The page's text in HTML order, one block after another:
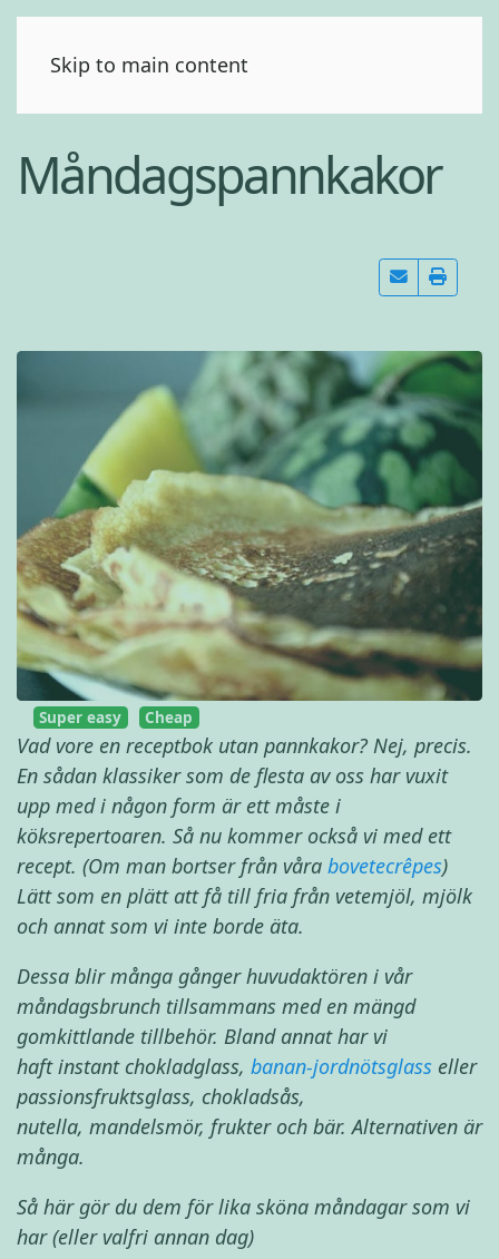
Skip to main content
Måndagspannkakor
Super easy Cheap
Vad vore en receptbok utan pannkakor? Nej, precis.
En sådan klassiker som de flesta av oss har vuxit
upp med i någon form är ett måste i
köksrepertoaren. Så nu kommer också vi med ett
recept. (Om man bortser från våra bovetecrêpes)
Lätt som en plätt att få till fria från vetemjöl, mjölk
och annat som vi inte borde äta.
Dessa blir många gånger huvudaktören i vår
måndagsbrunch tillsammans med en mängd
gomkittlande tillbehör. Bland annat har vi
haft instant chokladglass, banan-jordnötsglass eller
passionsfruktsglass, chokladsås,
nutella, mandelsmör, frukter och bär. Alternativen är
många.
Så här gör du dem för lika sköna måndagar som vi
har (eller valfri annan dag)